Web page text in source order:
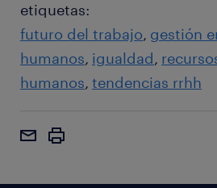
etiquetas:
futuro del trabajo gestión
humanos igualdad
humanos tendencias rrhh